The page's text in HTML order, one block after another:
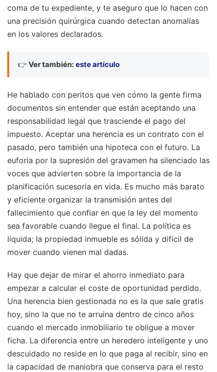
coma de tu expediente, y te aseguro que lo hacen con
una precisión quirúrgica cuando detectan anomalías
en los valores declarados.
👉 Ver también: este artículo
He hablado con peritos que ven cómo la gente firma
documentos sin entender que están aceptando una
responsabilidad legal que trasciende el pago del
impuesto. Aceptar una herencia es un contrato con el
pasado, pero también una hipoteca con el futuro. La
euforia por la supresión del gravamen ha silenciado las
voces que advierten sobre la importancia de la
planificación sucesoria en vida. Es mucho más barato
y eficiente organizar la transmisión antes del
fallecimiento que confiar en que la ley del momento
sea favorable cuando llegue el final. La política es
líquida; la propiedad inmueble es sólida y difícil de
mover cuando vienen mal dadas.
Hay que dejar de mirar el ahorro inmediato para
empezar a calcular el coste de oportunidad perdido.
Una herencia bien gestionada no es la que sale gratis
hoy, sino la que no te arruina dentro de cinco años
cuando el mercado inmobiliario te obligue a mover
ficha. La diferencia entre un heredero inteligente y uno
descuidado no reside en lo que paga al recibir, sino en
la capacidad de maniobra que conserva para el resto